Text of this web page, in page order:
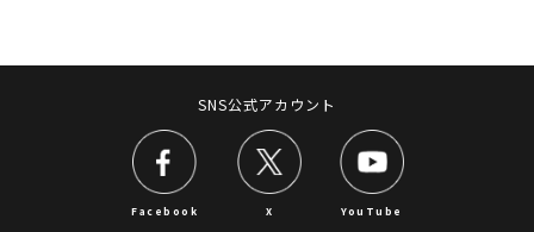
SNS公式アカウント
Facebook X YouTube